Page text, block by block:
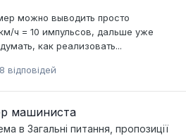
можно выводить просто
ч = 10 импульсов, дальше уже
как реализовать...
відповідей
машиниста
в Загальні питання, пропозиції